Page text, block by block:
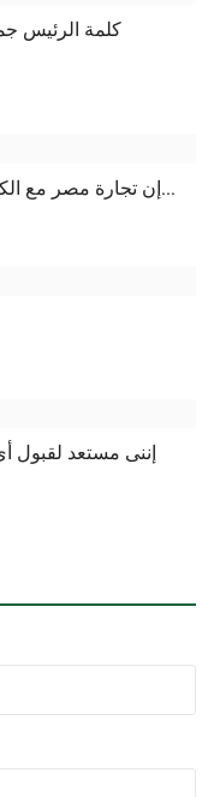
كلمة الرئيس
إن تجارة مصر مع الكتلة الشرقية قد اتسع نطاقها ولا شك فى...
إننى مستعد